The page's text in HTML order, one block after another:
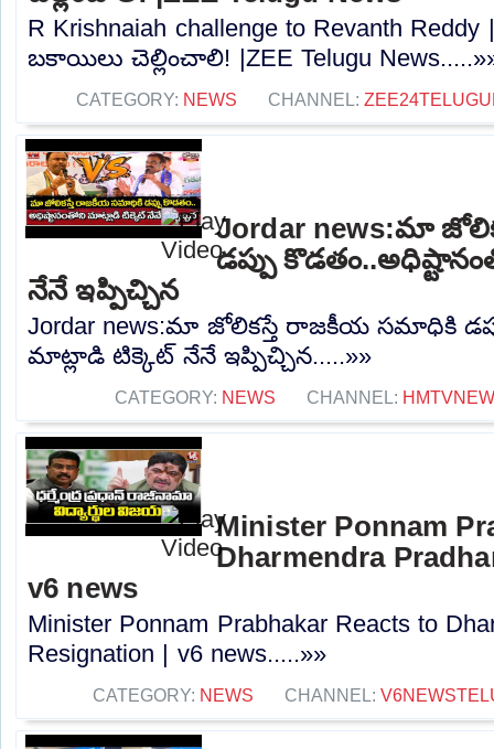
R Krishnaiah challenge to Revanth
బకాయిలు చెల్లించాలి! |ZEE Telugu
CATEGORY: NEWS CHANNEL:
Jordar news:మా
డప్పు
నేనే ఇప్పిచ్చిన
Jordar news:మా జోలికస్తే రాజకీయ సమాధికి
మాట్లాడి టిక్కెట్ నేనే ఇప్పిచ్చిన.....»»
CATEGORY: NEWS CHANNEL:
Minister Ponnam
Dharmendra
v6 news
Minister Ponnam Prabhakar Reacts to
Resignation | v6 news.....»»
CATEGORY: NEWS CHANNEL: